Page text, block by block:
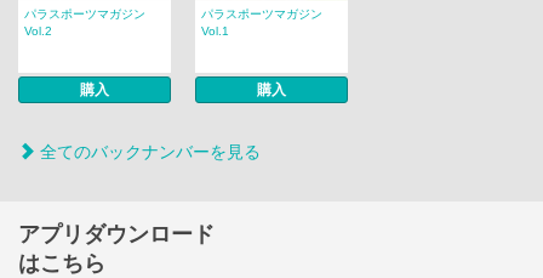
パラスポーツマガジン
Vol.2
購入
パラスポーツマガジン
Vol.1
購入
全てのバックナンバーを見る
アプリダウンロード
はこちら